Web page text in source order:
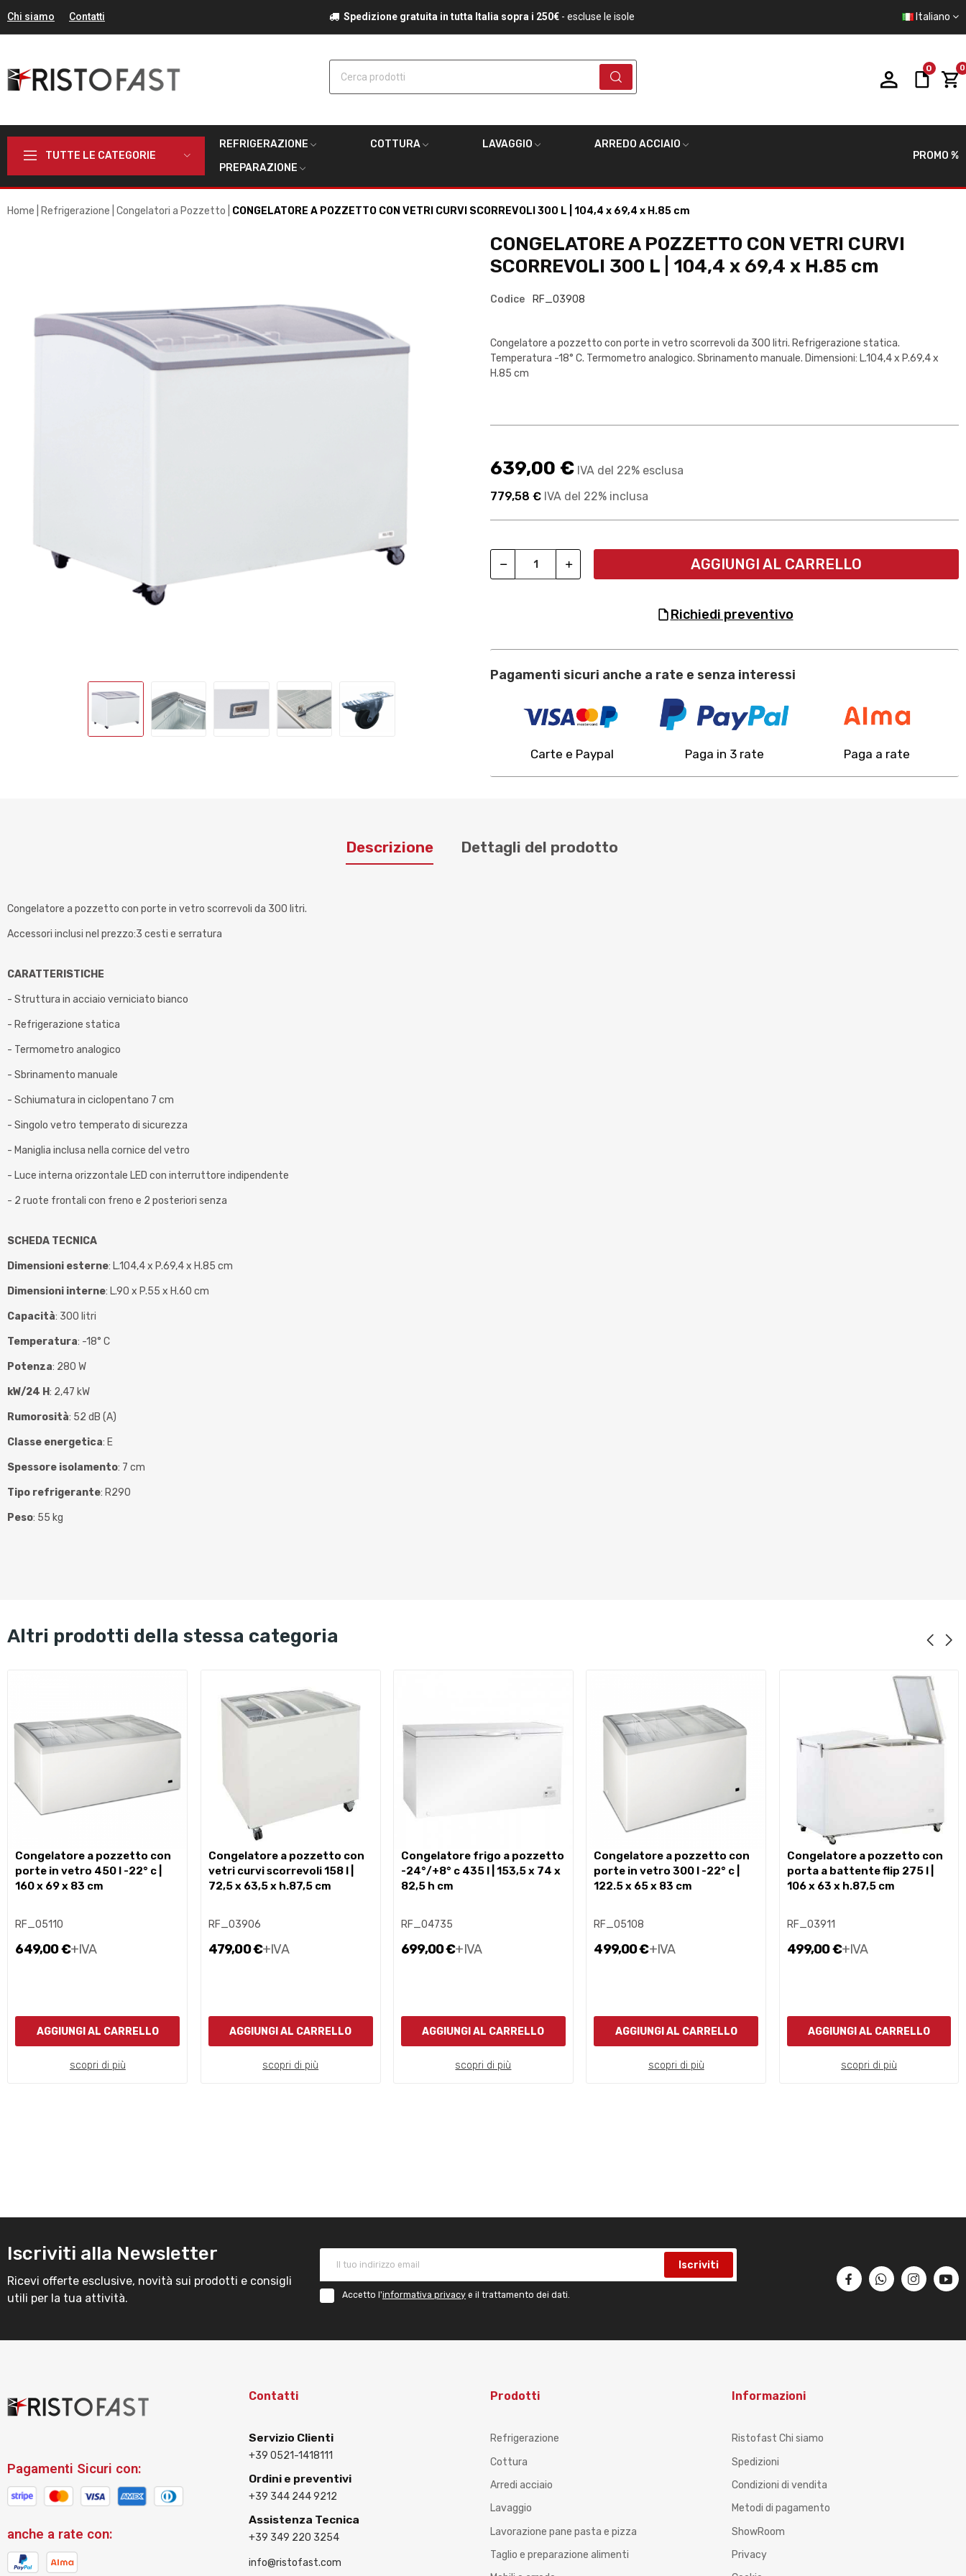
Chi siamo Contatti Spedizione gratuita in tutta Italia sopra i 250€- escluse le isole Italiano
Cerca prodotti
0 0
TUTTE LE CATEGORIE
REFRIGERAZIONE COTTURA LAVAGGIO
ARREDO ACCIAIO
PREPARAZIONE
PROMO %
Home Refrigerazione Congelatori a Pozzetto CONGELATORE A POZZETTO CON VETRI CURVI SCORREVOLI 300 L | 104,4 x 69,4 x H.85 cm
CONGELATORE A POZZETTO CON VETRI CURVI
SCORREVOLI 300 L | 104,4 x 69,4 x H.85 cm
Codice RF_03908
Congelatore a pozzetto con porte in vetro scorrevoli da 300 litri. Refrigerazione statica.
Temperatura -18° C. Termometro analogico. Sbrinamento manuale. Dimensioni: L.104,4 x P.69,4 x
H.85 cm
639,00 € IVA del 22% esclusa
779,58 € IVA del 22% inclusa
AGGIUNGI AL CARRELLO
richiedi preventivo
Pagamenti sicuri anche a rate e senza interessi
Carte e Paypal Paga in 3 rate Paga a rate
Descrizione Dettagli del prodotto
Congelatore a pozzetto con porte in vetro scorrevoli da 300 litri.
Accessori inclusi nel prezzo:3 cesti e serratura
CARATTERISTICHE
- Struttura in acciaio verniciato bianco
- Refrigerazione statica
- Termometro analogico
- Sbrinamento manuale
- Schiumatura in ciclopentano 7 cm
- Singolo vetro temperato di sicurezza
- Maniglia inclusa nella cornice del vetro
- Luce interna orizzontale LED con interruttore indipendente
- 2 ruote frontali con freno e 2 posteriori senza
SCHEDA TECNICA
Dimensioni esterne: L.104,4 x P.69,4 x H.85 cm
Dimensioni interne: L.90 x P.55 x H.60 cm
Capacità: 300 litri
Temperatura: -18° C
Potenza: 280 W
kW/24 H: 2,47 kW
Rumorosità: 52 dB (A)
Classe energetica: E
Spessore isolamento: 7 cm
Tipo refrigerante: R290
Peso: 55 kg
altri prodotti della stessa categoria
congelatore a pozzetto con
porte in vetro 450 l -22° c |
160 x 69 x 83 cm
RF_05110
649,00 €+IVA
AGGIUNGI AL CARRELLO
scopri di più
congelatore a pozzetto con
vetri curvi scorrevoli 158 l |
72,5 x 63,5 x h.87,5 cm
RF_03906
479,00 €+IVA
AGGIUNGI AL CARRELLO
scopri di più
congelatore frigo a pozzetto
-24°/+8° c 435 l | 153,5 x 74 x
82,5 h cm
RF_04735
699,00 €+IVA
AGGIUNGI AL CARRELLO
scopri di più
congelatore a pozzetto con
porte in vetro 300 l -22° c |
122.5 x 65 x 83 cm
RF_05108
499,00 €+IVA
AGGIUNGI AL CARRELLO
scopri di più
congelatore a pozzetto con
porta a battente flip 275 l |
106 x 63 x h.87,5 cm
RF_03911
499,00 €+IVA
AGGIUNGI AL CARRELLO
scopri di più
Iscriviti alla Newsletter
Ricevi offerte esclusive, novità sui prodotti e consigli
utili per la tua attività.
Iscriviti
Accetto l'informativa privacy e il trattamento dei dati.
Pagamenti Sicuri con:
anche a rate con:
Contatti
Servizio Clienti
+39 0521-1418111
Ordini e preventivi
+39 344 244 9212
Assistenza Tecnica
+39 349 220 3254
info@ristofast.com
Prodotti
Refrigerazione
Cottura
Arredi acciaio
Lavaggio
Lavorazione pane pasta e pizza
Taglio e preparazione alimenti
Informazioni
Ristofast Chi siamo
Spedizioni
Condizioni di vendita
Metodi di pagamento
ShowRoom
Privacy